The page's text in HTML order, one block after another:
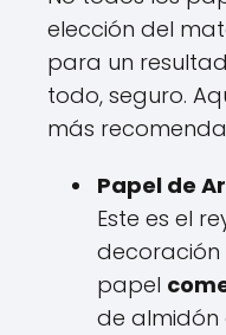
elección del
para un
todo, seguro.
más
Papel de
Este es el
decoración
papel
de